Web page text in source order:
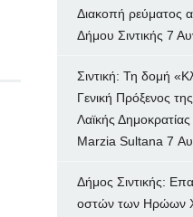
Διακοπή ρεύματος
Δήμου Σιντικής 7
Σιντική: Τη δομή
Γενική Πρόξενος
Λαϊκής
Marzia Sultana 7
Δήμος Σιντικής:
oστών των Ηρώων